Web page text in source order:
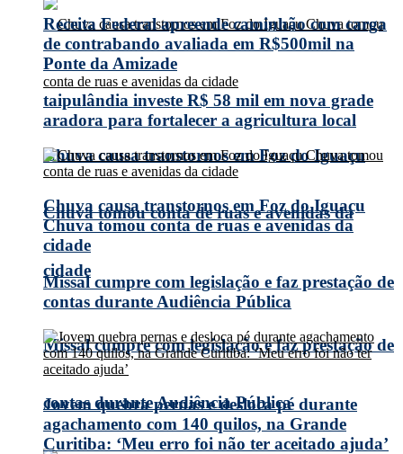
Chuva causa transtornos em Foz do Iguaçu
Chuva tomou conta de ruas e avenidas da
cidade
Missal cumpre com legislação e faz prestação de
contas durante Audiência Pública
Receita Federal apreende caminhão com carga
de contrabando avaliada em R$500mil na
Ponte da Amizade
taipulândia investe R$ 58 mil em nova grade
aradora para fortalecer a agricultura local
Chuva causa transtornos em Foz do Iguaçu
Chuva tomou conta de ruas e avenidas da
cidade
Missal cumpre com legislação e faz prestação de
contas durante Audiência Pública
Jovem quebra pernas e desloca pé durante
agachamento com 140 quilos, na Grande
Curitiba: ‘Meu erro foi não ter aceitado ajuda’